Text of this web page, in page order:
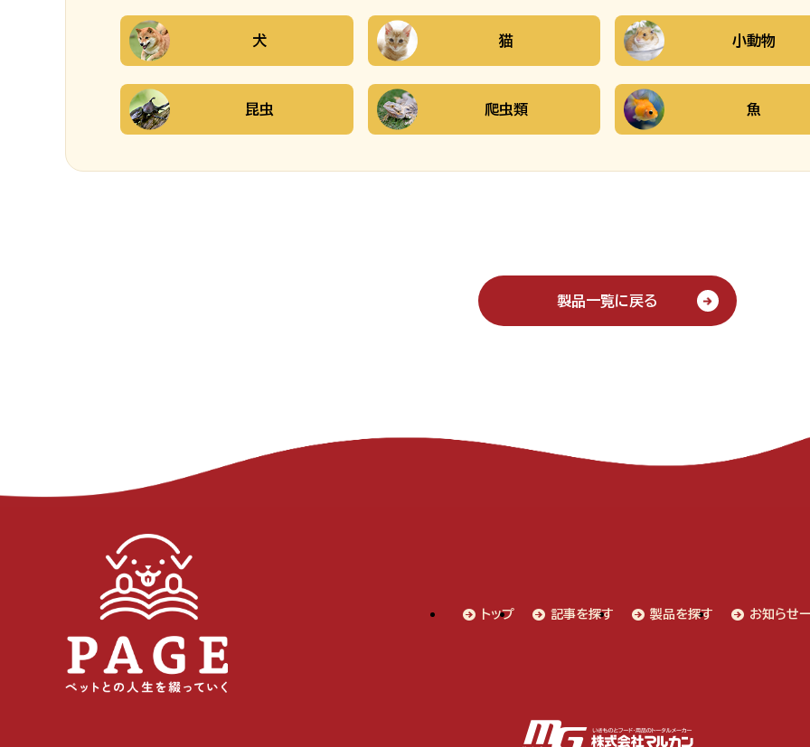
犬 猫 小動物
昆虫 爬虫類 魚
製品一覧に戻る
トップ 記事を探す 製品を探す お知らせ